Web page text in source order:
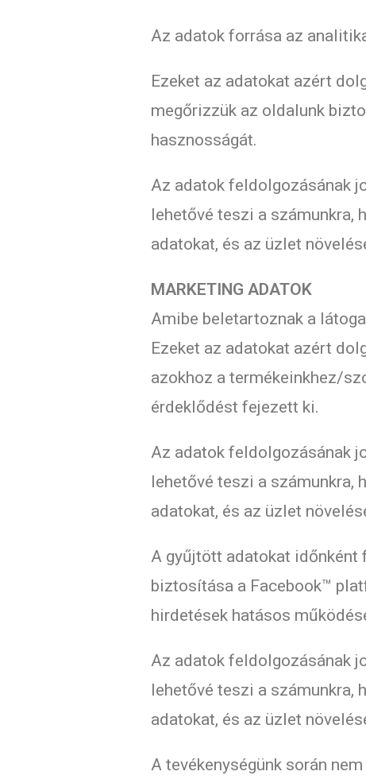
Az adatok forrása az
Ezeket az adatokat azért
megőrizzük az oldalunk
hasznosságát.
Az adatok feldolgozásának
lehetővé teszi a számunkra,
adatokat, és az üzlet
MARKETING ADATOK
Amibe beletartoznak a
Ezeket az adatokat azért
azokhoz a termékeinkhez/
érdeklődést fejezett ki.
Az adatok feldolgozásának
lehetővé teszi a számunkra,
adatokat, és az üzlet
A gyűjtött adatokat időnként
biztosítása a Facebook™
hirdetések hatásos
Az adatok feldolgozásának
lehetővé teszi a számunkra,
adatokat, és az üzlet
A tevékenységünk során